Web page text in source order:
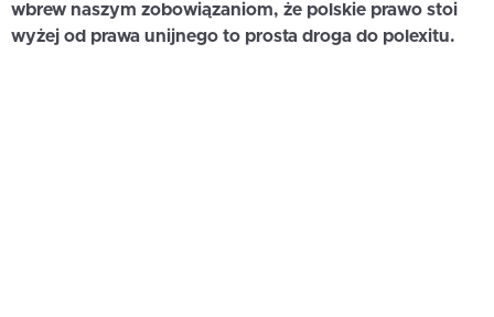
wbrew naszym zobowiązaniom, że polskie prawo stoi
wyżej od prawa unijnego to prosta droga do polexitu.